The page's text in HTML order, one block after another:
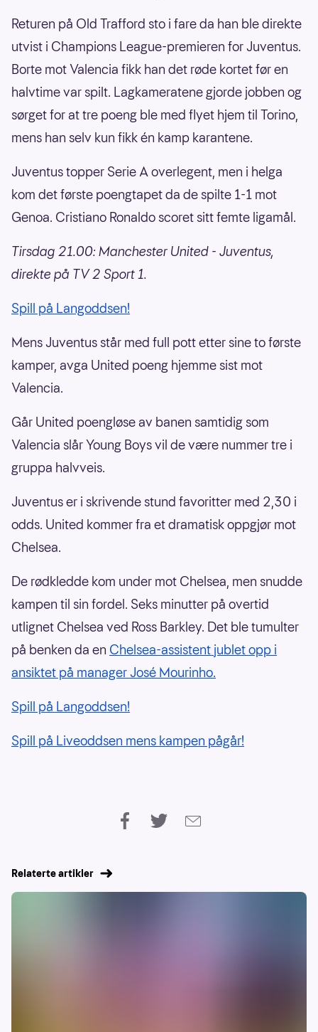
Returen på Old Trafford sto i fare da han ble direkte
utvist i Champions League-premieren for Juventus.
Borte mot Valencia fikk han det røde kortet før en
halvtime var spilt. Lagkameratene gjorde jobben og
sørget for at tre poeng ble med flyet hjem til Torino,
mens han selv kun fikk én kamp karantene.
Juventus topper Serie A overlegent, men i helga
kom det første poengtapet da de spilte 1-1 mot
Genoa. Cristiano Ronaldo scoret sitt femte ligamål.
Tirsdag 21.00: Manchester United - Juventus,
direkte på TV 2 Sport 1.
Spill på Langoddsen!
Mens Juventus står med full pott etter sine to første
kamper, avga United poeng hjemme sist mot
Valencia.
Går United poengløse av banen samtidig som
Valencia slår Young Boys vil de være nummer tre i
gruppa halvveis.
Juventus er i skrivende stund favoritter med 2,30 i
odds. United kommer fra et dramatisk oppgjør mot
Chelsea.
De rødkledde kom under mot Chelsea, men snudde
kampen til sin fordel. Seks minutter på overtid
utlignet Chelsea ved Ross Barkley. Det ble tumulter
på benken da en Chelsea-assistent jublet opp i
ansiktet på manager José Mourinho.
Spill på Langoddsen!
Spill på Liveoddsen mens kampen pågår!
Relaterte artikler